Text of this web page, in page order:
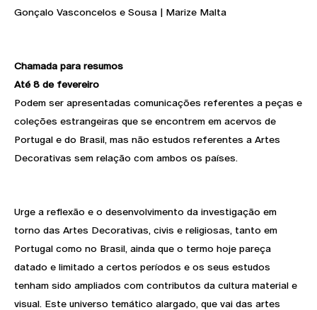
Gonçalo Vasconcelos e Sousa | Marize Malta
Chamada para resumos
Até 8 de fevereiro
Podem ser apresentadas comunicações referentes a peças e
coleções estrangeiras que se encontrem em acervos de
Portugal e do Brasil, mas não estudos referentes a Artes
Decorativas sem relação com ambos os países.
Urge a reflexão e o desenvolvimento da investigação em
torno das Artes Decorativas, civis e religiosas, tanto em
Portugal como no Brasil, ainda que o termo hoje pareça
datado e limitado a certos períodos e os seus estudos
tenham sido ampliados com contributos da cultura material e
visual. Este universo temático alargado, que vai das artes